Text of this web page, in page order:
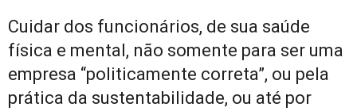
Cuidar dos funcionários, de sua saúde
física e mental, não somente para ser uma
empresa “politicamente correta”, ou pela
prática da sustentabilidade, ou até por